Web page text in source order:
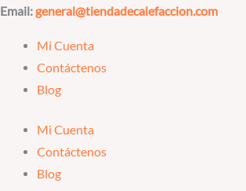
Ir
contenido
Email:general@tiendadecalefaccion.com
Mi Cuenta
Contáctenos
Blog
Mi Cuenta
Contáctenos
Blog